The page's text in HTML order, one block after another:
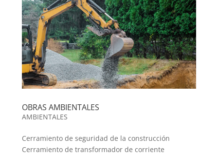
OBRAS AMBIENTALES
AMBIENTALES
Cerramiento de seguridad de la construcción
Cerramiento de transformador de corriente